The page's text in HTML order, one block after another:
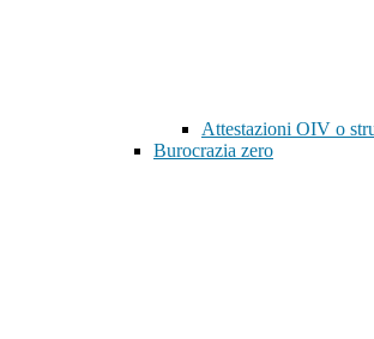
Attestazioni OIV o
Burocrazia zero